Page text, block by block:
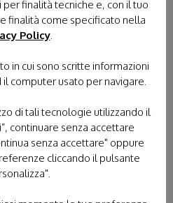
della stretta collaborazione
segnaliamo il servizio
eventi emergenziali Il
Civile
CIVILE: RIPARTIRE
finalità tecniche e, con il tuo
finalità come specificato nella
Policy.
in cui sono scritte informazioni
computer usato per navigare.
di tali tecnologie utilizzando il
continuare senza accettare
senza accettare" oppure
cliccando il pulsante